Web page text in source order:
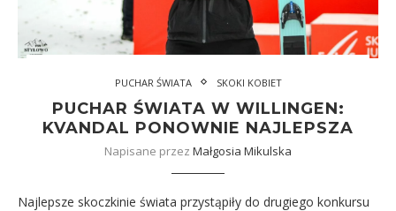
PUCHAR ŚWIATA SKOKI KOBIET
PUCHAR ŚWIATA W WILLINGEN:
KVANDAL PONOWNIE NAJLEPSZA
Napisane przez Małgosia Mikulska
Najlepsze skoczkinie świata przystąpiły do drugiego konkursu